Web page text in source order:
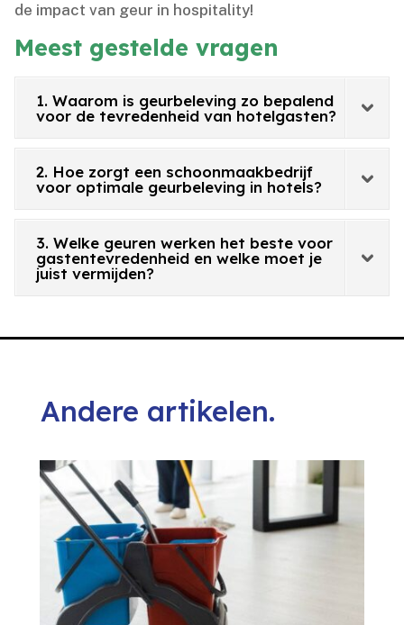
de impact van geur in hospitality!
Meest gestelde vragen
1. Waarom is geurbeleving zo bepalend
voor de tevredenheid van hotelgasten?
2. Hoe zorgt een schoonmaakbedrijf
voor optimale geurbeleving in hotels?
3. Welke geuren werken het beste voor
gastentevredenheid en welke moet je
juist vermijden?
Andere artikelen.